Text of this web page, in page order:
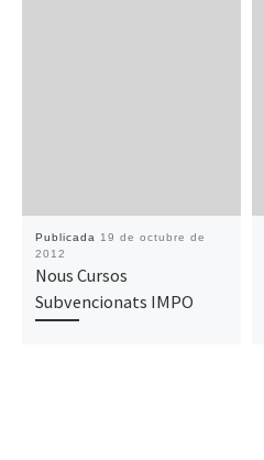
Publicada
19 de octubre de
2012
Nous Cursos
Subvencionats IMPO